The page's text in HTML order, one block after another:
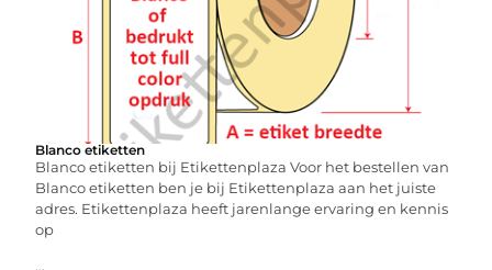
Blanco etiketten
Blanco etiketten bij Etikettenplaza Voor het bestellen van
Blanco etiketten ben je bij Etikettenplaza aan het juiste
adres. Etikettenplaza heeft jarenlange ervaring en kennis
op
...